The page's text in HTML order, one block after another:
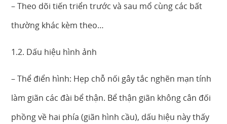
– Theo dõi tiến triển trước và sau mổ cùng các bất
thường khác kèm theo…
1.2. Dấu hiệu hình ảnh
– Thể điển hình: Hẹp chỗ nối gây tắc nghẽn mạn tính
làm giãn các đài bể thận. Bể thận giãn không cân đối
phồng về hai phía (giãn hình cầu), dấu hiệu này thấy